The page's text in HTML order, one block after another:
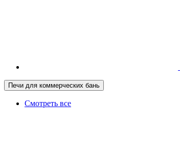
Печи для коммерческих бань
Смотреть все